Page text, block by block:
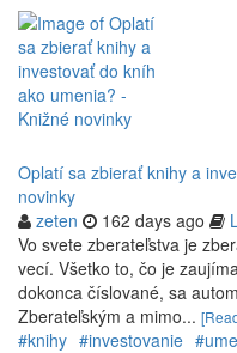
Oplatí sa zbierať knihy a
novinky
zeten
162 days ago
Vo svete zberateľstva je
vecí. Všetko to, čo je
dokonca číslované, sa
Zberateľským a mimo...
#knihy #investovanie